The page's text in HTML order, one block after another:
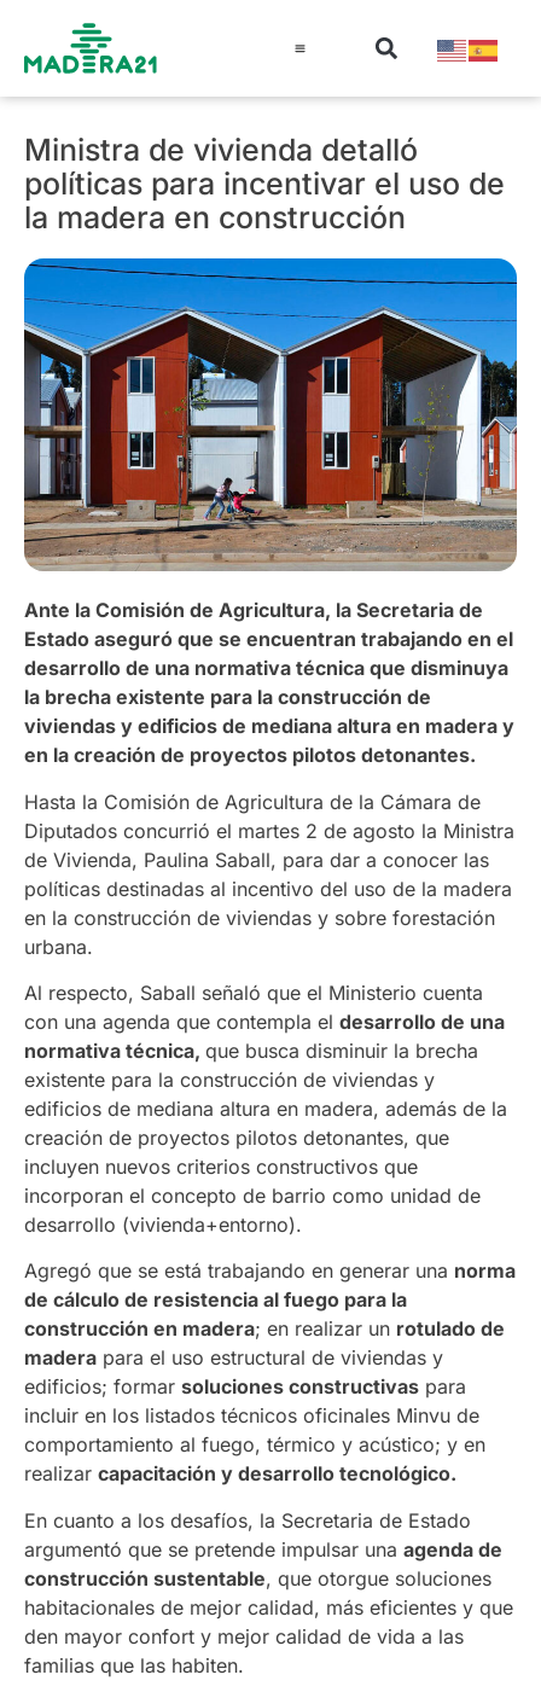
Ministra de vivienda detalló
políticas para incentivar el uso de
la madera en construcción
Ante la Comisión de Agricultura, la Secretaria de
Estado aseguró que se encuentran trabajando en el
desarrollo de una normativa técnica que disminuya
la brecha existente para la construcción de
viviendas y edificios de mediana altura en madera y
en la creación de proyectos pilotos detonantes.
Hasta la Comisión de Agricultura de la Cámara de
Diputados concurrió el martes 2 de agosto la Ministra
de Vivienda, Paulina Saball, para dar a conocer las
políticas destinadas al incentivo del uso de la madera
en la construcción de viviendas y sobre forestación
urbana.
Al respecto, Saball señaló que el Ministerio cuenta
con una agenda que contempla el desarrollo de una
normativa técnica, que busca disminuir la brecha
existente para la construcción de viviendas y
edificios de mediana altura en madera, además de la
creación de proyectos pilotos detonantes, que
incluyen nuevos criterios constructivos que
incorporan el concepto de barrio como unidad de
desarrollo (vivienda+entorno).
Agregó que se está trabajando en generar una norma
de cálculo de resistencia al fuego para la
construcción en madera; en realizar un rotulado de
madera para el uso estructural de viviendas y
edificios; formar soluciones constructivas para
incluir en los listados técnicos oficinales Minvu de
comportamiento al fuego, térmico y acústico; y en
realizar capacitación y desarrollo tecnológico.
En cuanto a los desafíos, la Secretaria de Estado
argumentó que se pretende impulsar una agenda de
construcción sustentable, que otorgue soluciones
habitacionales de mejor calidad, más eficientes y que
den mayor confort y mejor calidad de vida a las
familias que las habiten.